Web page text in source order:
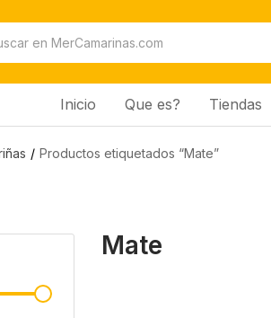
Inicio Que es? Tiendas
Productos etiquetados “Mate”
Mate